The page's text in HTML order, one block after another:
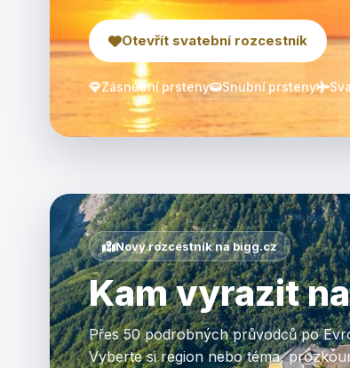
Otevřít svatební rozcestník
Zásnubní prsteny Snubní prsteny
Nový rozcestník na bigg.cz
Kam vyrazit
Přes 50 podrobných průvodců po
Vyberte si region nebo téma,